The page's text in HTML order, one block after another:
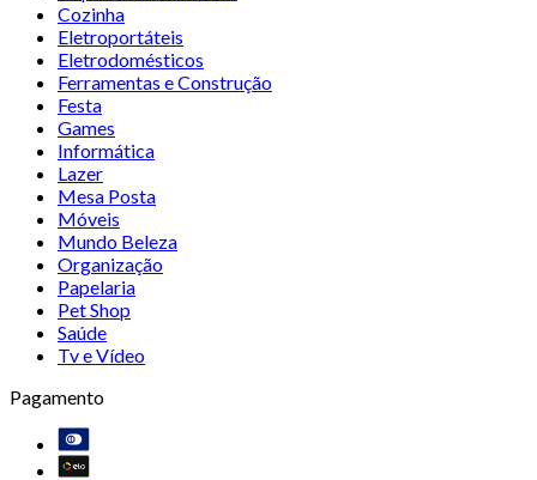
Cozinha
Eletroportáteis
Eletrodomésticos
Ferramentas e Construção
Festa
Games
Informática
Lazer
Mesa Posta
Móveis
Mundo Beleza
Organização
Papelaria
Pet Shop
Saúde
Tv e Vídeo
Pagamento